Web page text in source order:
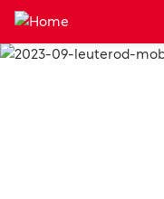
Zum Hauptinhalt